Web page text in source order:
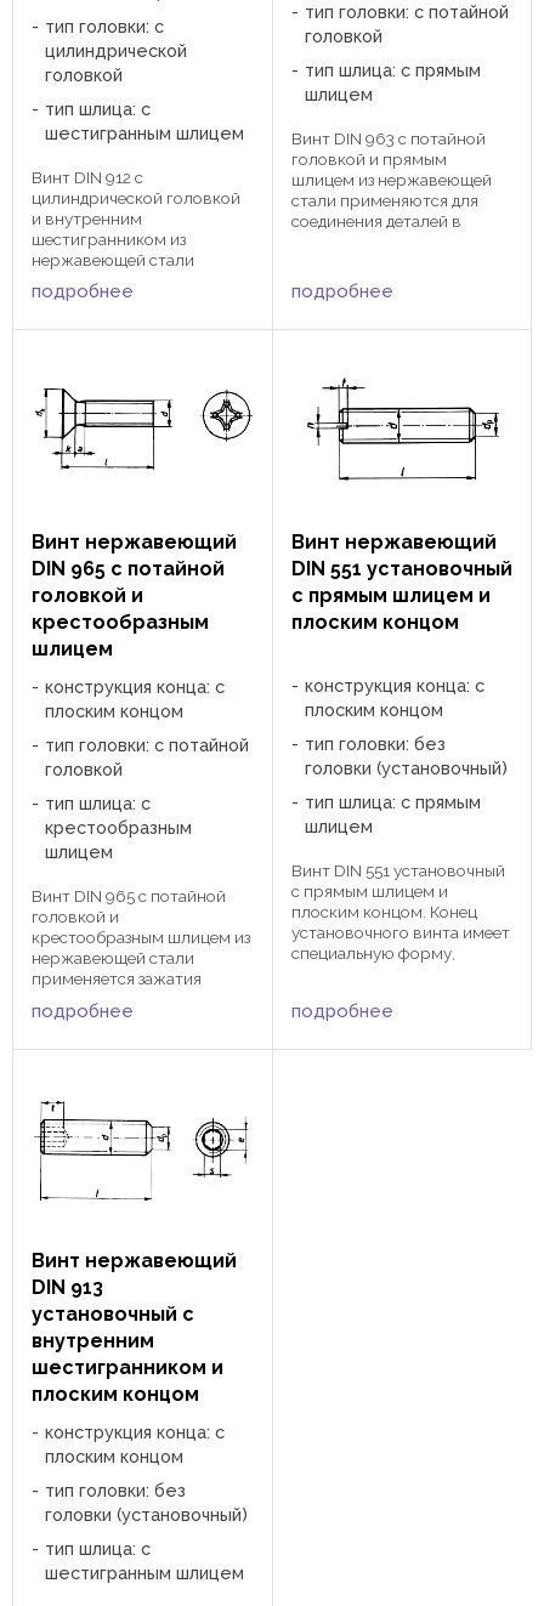
тип головки: с
цилиндрической
головкой
тип шлица: с
шестигранным шлицем
Винт DIN 912 с
цилиндрической головкой
и внутренним
шестигранником из
нержавеющей стали
применяется в сочетании
гаек, шайб для зажатия
станкостроении,
автостроении,
приборостроении, ...
подробнее
тип головки: с потайной
головкой
тип шлица: с прямым
шлицем
Винт DIN 963 с потайной
головкой и прямым
шлицем из нержавеющей
стали применяются для
соединения деталей в
зажатии становиться в
одной плоскости с
подробнее
Винт нержавеющий
DIN 965 с потайной
головкой и
крестообразным
шлицем
конструкция конца: с
плоским концом
тип головки: с потайной
головкой
тип шлица: с
крестообразным
шлицем
Винт DIN 965 с потайной
головкой и
крестообразным шлицем из
нержавеющей стали
применяется зажатия
изделий при помощи
отвертки или насадки с
отраслях народного ...
подробнее
Винт нержавеющий
DIN 551 установочный
с прямым шлицем и
плоским концом
конструкция конца: с
плоским концом
тип головки: без
головки (установочный)
тип шлица: с прямым
шлицем
Винт DIN 551 установочный
с прямым шлицем и
плоским концом. Конец
установочного винта имеет
специальную форму,
друга при помощи
крестообразным шлицем.
подробнее
Винт нержавеющий
DIN 913
установочный с
внутренним
шестигранником и
плоским концом
конструкция конца: с
плоским концом
тип головки: без
головки (установочный)
тип шлица: с
шестигранным шлицем